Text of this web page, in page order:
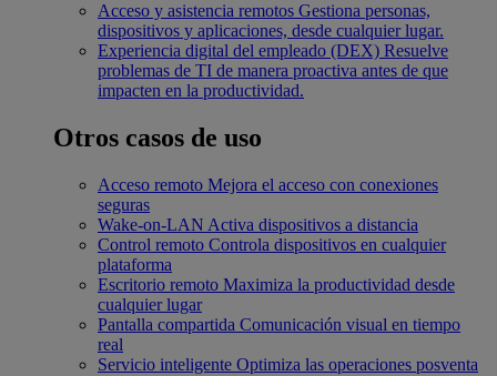
Acceso y asistencia remotos Gestiona personas,
dispositivos y aplicaciones, desde cualquier lugar.
Experiencia digital del empleado (DEX) Resuelve
problemas de TI de manera proactiva antes de que
impacten en la productividad.
Otros casos de uso
Acceso remoto Mejora el acceso con conexiones
seguras
Wake-on-LAN Activa dispositivos a distancia
Control remoto Controla dispositivos en cualquier
plataforma
Escritorio remoto Maximiza la productividad desde
cualquier lugar
Pantalla compartida Comunicación visual en tiempo
real
Servicio inteligente Optimiza las operaciones posventa